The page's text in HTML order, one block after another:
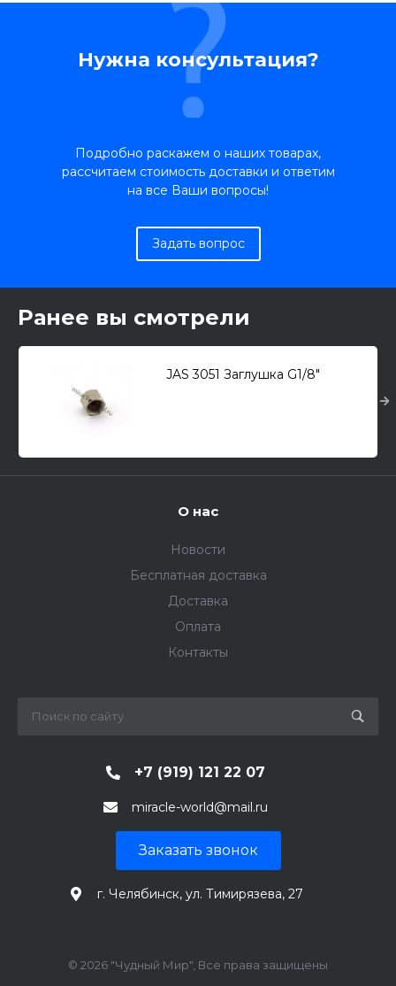
Нужна консультация?
Подробно раскажем о наших товарах,
рассчитаем стоимость доставки и ответим
на все Ваши вопросы!
Задать вопрос
Ранее вы смотрели
JAS 3051 Заглушка G1/8"
О нас
Новости
Бесплатная доставка
Доставка
Оплата
Контакты
+7 (919) 121 22 07
miracle-world@mail.ru
Заказать звонок
г. Челябинск, ул. Тимирязева, 27
© 2026 "Чудный Мир", Все права защищены